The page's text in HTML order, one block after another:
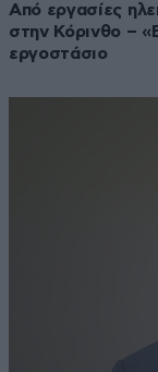
Από εργασίες
στην Κόρινθο –
εργοστάσιο